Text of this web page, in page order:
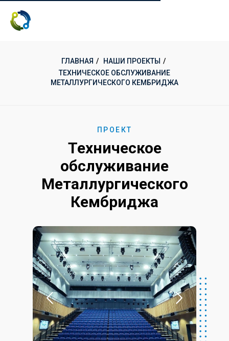
ГЛАВНАЯ / НАШИ ПРОЕКТЫ /
ТЕХНИЧЕСКОЕ ОБСЛУЖИВАНИЕ
МЕТАЛЛУРГИЧЕСКОГО КЕМБРИДЖА
ПРОЕКТ
Техническое
обслуживание
Металлургического
Кембриджа